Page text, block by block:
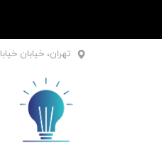
تهران، خیابان